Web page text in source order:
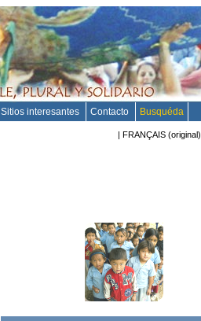
Sitios interesantes Contacto Busquéda
| FRANÇAIS (original)